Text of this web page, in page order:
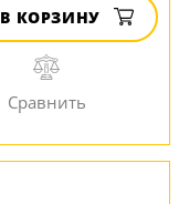
В КОРЗИНУ